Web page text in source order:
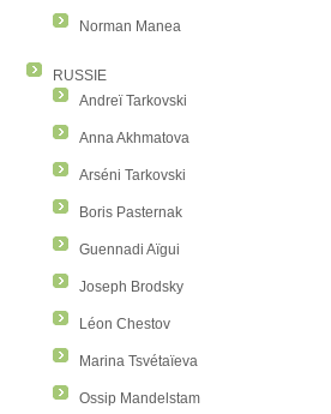
Norman Manea
RUSSIE
Andreï Tarkovski
Anna Akhmatova
Arséni Tarkovski
Boris Pasternak
Guennadi Aïgui
Joseph Brodsky
Léon Chestov
Marina Tsvétaïeva
Ossip Mandelstam